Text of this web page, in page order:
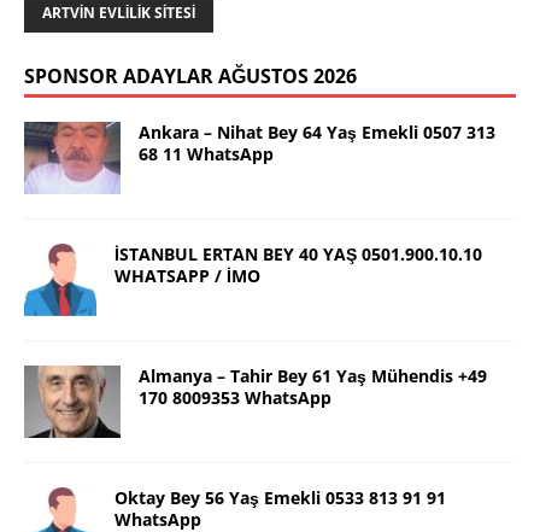
ARTVIN EVLILIK SITESI
SPONSOR ADAYLAR AĞUSTOS 2026
Ankara – Nihat Bey 64 Yaş Emekli 0507 313
68 11 WhatsApp
İSTANBUL ERTAN BEY 40 YAŞ 0501.900.10.10
WHATSAPP / İMO
Almanya – Tahir Bey 61 Yaş Mühendis +49
170 8009353 WhatsApp
Oktay Bey 56 Yaş Emekli 0533 813 91 91
WhatsApp